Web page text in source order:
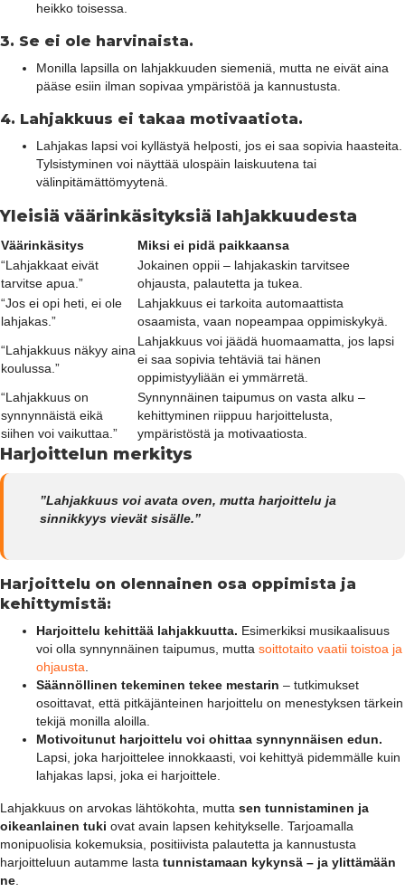
heikko toisessa.
3. Se ei ole harvinaista.
Monilla lapsilla on lahjakkuuden siemeniä, mutta ne eivät aina
pääse esiin ilman sopivaa ympäristöä ja kannustusta.
4. Lahjakkuus ei takaa motivaatiota.
Lahjakas lapsi voi kyllästyä helposti, jos ei saa sopivia haasteita.
Tylsistyminen voi näyttää ulospäin laiskuutena tai
välinpitämättömyytenä.
Yleisiä väärinkäsityksiä lahjakkuudesta
Väärinkäsitys
Miksi ei pidä paikkaansa
“Lahjakkaat eivät
tarvitse apua.”
Jokainen oppii – lahjakaskin tarvitsee
ohjausta, palautetta ja tukea.
“Jos ei opi heti, ei ole
lahjakas.”
Lahjakkuus ei tarkoita automaattista
osaamista, vaan nopeampaa oppimiskykyä.
“Lahjakkuus näkyy aina
koulussa.”
Lahjakkuus voi jäädä huomaamatta, jos lapsi
ei saa sopivia tehtäviä tai hänen
oppimistyyliään ei ymmärretä.
“Lahjakkuus on
synnynnäistä eikä
siihen voi vaikuttaa.”
Synnynnäinen taipumus on vasta alku –
kehittyminen riippuu harjoittelusta,
ympäristöstä ja motivaatiosta.
Harjoittelun merkitys
”Lahjakkuus voi avata oven, mutta harjoittelu ja
sinnikkyys vievät sisälle.”
Harjoittelu on olennainen osa oppimista ja
kehittymistä:
Harjoittelu kehittää lahjakkuutta. Esimerkiksi musikaalisuus
voi olla synnynnäinen taipumus, mutta soittotaito vaatii toistoa ja
ohjausta.
Säännöllinen tekeminen tekee mestarin – tutkimukset
osoittavat, että pitkäjänteinen harjoittelu on menestyksen tärkein
tekijä monilla aloilla.
Motivoitunut harjoittelu voi ohittaa synnynnäisen edun.
Lapsi, joka harjoittelee innokkaasti, voi kehittyä pidemmälle kuin
lahjakas lapsi, joka ei harjoittele.
Lahjakkuus on arvokas lähtökohta, mutta sen tunnistaminen ja
oikeanlainen tuki ovat avain lapsen kehitykselle. Tarjoamalla
monipuolisia kokemuksia, positiivista palautetta ja kannustusta
harjoitteluun autamme lasta tunnistamaan kykynsä – ja ylittämään
ne.